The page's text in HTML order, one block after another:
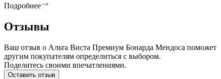
Подробнее
Отзывы
Ваш отзыв о Альта Виста Премиум Бонарда Мендоса поможет
другим покупателям определиться с выбором.
Поделитесь своими впечатлениями.
Оставить отзыв